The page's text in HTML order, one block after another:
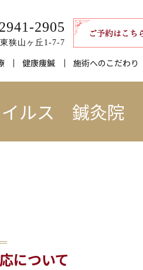
2905
狭山ヶ丘1-7-7
健康痩鍼 施術へのこだわり
イルス 鍼灸院
について